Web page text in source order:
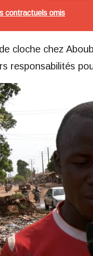
contractuels omis
cloche chez
responsabilités